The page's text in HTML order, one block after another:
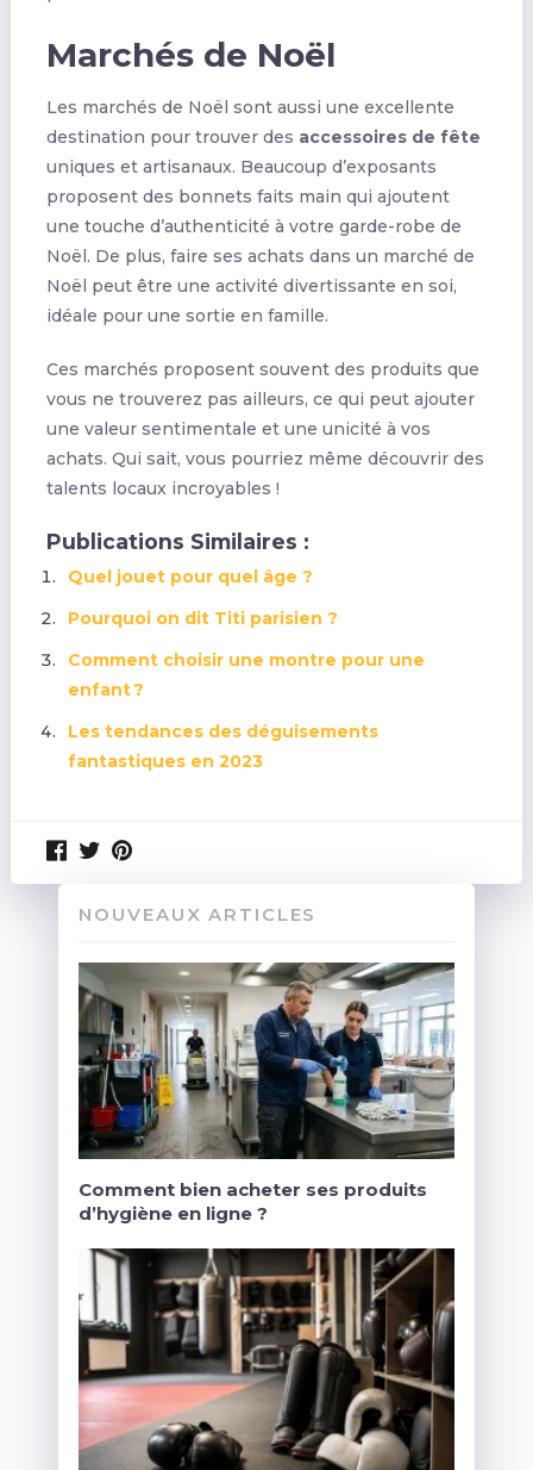
Marchés de Noël
Les marchés de Noël sont aussi une excellente
destination pour trouver des accessoires de fête
uniques et artisanaux. Beaucoup d’exposants
proposent des bonnets faits main qui ajoutent
une touche d’authenticité à votre garde-robe de
Noël. De plus, faire ses achats dans un marché de
Noël peut être une activité divertissante en soi,
idéale pour une sortie en famille.
Ces marchés proposent souvent des produits que
vous ne trouverez pas ailleurs, ce qui peut ajouter
une valeur sentimentale et une unicité à vos
achats. Qui sait, vous pourriez même découvrir des
talents locaux incroyables !
Publications Similaires :
Quel jouet pour quel âge ?
Pourquoi on dit Titi parisien ?
Comment choisir une montre pour une
enfant ?
Les tendances des déguisements
fantastiques en 2023
NOUVEAUX ARTICLES
Comment bien acheter ses produits
d’hygiène en ligne ?